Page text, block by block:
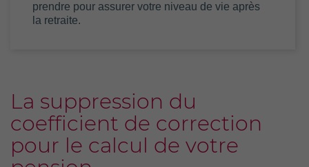
prendre pour assurer votre niveau de vie après
la retraite.
La suppression du
coefficient de correction
pour le calcul de votre